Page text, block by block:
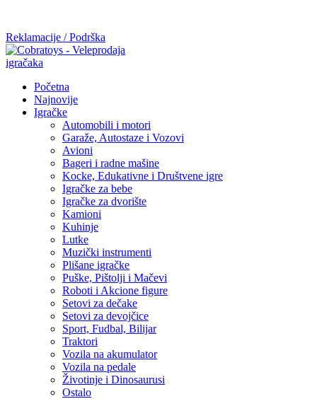
Reklamacije / Podrška
Početna
Najnovije
Igračke
Automobili i motori
Garaže, Autostaze i Vozovi
Avioni
Bageri i radne mašine
Kocke, Edukativne i Društvene igre
Igračke za bebe
Igračke za dvorište
Kamioni
Kuhinje
Lutke
Muzički instrumenti
Plišane igračke
Puške, Pištolji i Mačevi
Roboti i Akcione figure
Setovi za dečake
Setovi za devojčice
Sport, Fudbal, Bilijar
Traktori
Vozila na akumulator
Vozila na pedale
Životinje i Dinosaurusi
Ostalo